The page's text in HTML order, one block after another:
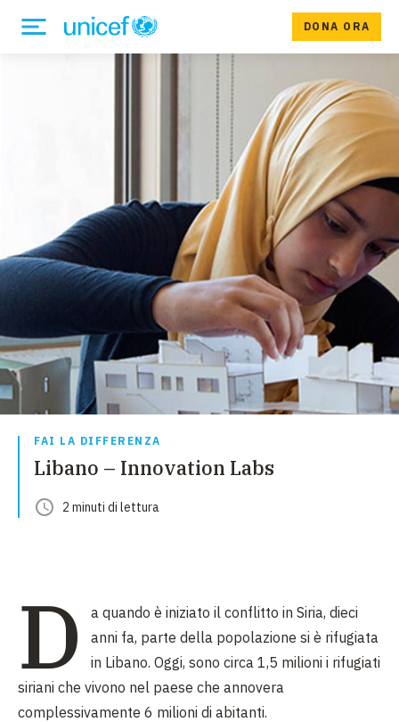
DONA ORA
FAI LA DIFFERENZA
Libano – Innovation Labs
2 minuti di lettura
D
a quando è iniziato il conflitto in Siria, dieci
anni fa, parte della popolazione si è rifugiata
in Libano. Oggi, sono circa 1,5 milioni i rifugiati
siriani che vivono nel paese che annovera
complessivamente 6 milioni di abitanti.